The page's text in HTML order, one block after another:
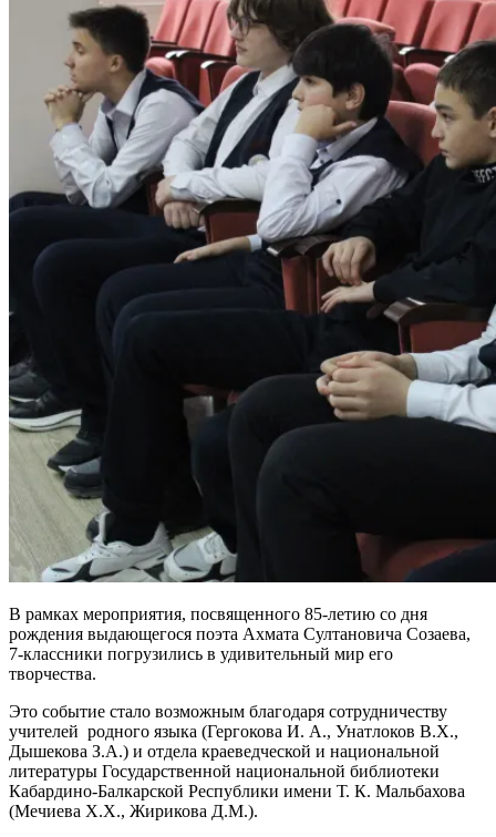
В рамках мероприятия, посвященного 85-летию со дня
рождения выдающегося поэта Ахмата Султановича Созаева,
7-классники погрузились в удивительный мир его
творчества.
Это событие стало возможным благодаря сотрудничеству
учителей родного языка (Гергокова И. А., Унатлоков В.Х.,
Дышекова З.А.) и отдела краеведческой и национальной
литературы Государственной национальной библиотеки
Кабардино-Балкарской Республики имени Т. К. Мальбахова
(Мечиева Х.Х., Жирикова Д.М.).